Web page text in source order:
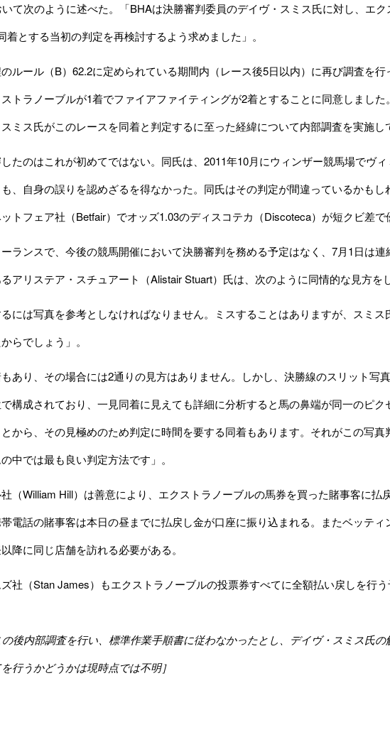
て次のように述べた。「BHAは決勝審判委員のデイヴ・スミス氏に対し、エ
着とする当初の判定を再検討するよう求めました」。
ルール（B）62.2に定められている期間内（レース後5日以内）に再び調査を
トラノーブルが1着でファイアファイティングが2着とすることに同意しまし
ミス氏がこのレースを同着と判定するに至った経緯について内部調査を実施し
たのはこれが初めてではない。同氏は、2011年10月にウィンザー競馬場でヴ
、自身の誤りを認めざるを得なかった。同氏はその判定が間違っているかも
トフェア社（Betfair） でオッズ1.03のディスコテカ（Discoteca）が短クビ差で
ランスで、今後の競馬開催において決勝審判を務める予定はなく、7月1日は
アリステア・スチュアート（Alistair Stuart）氏は、次のように同情的な見方を
には写真を参考としなければなりません。ミスすることはありますが、スミス
らでしょう」。
あり、その場合には2通りの見方はありません。しかし、決勝線のスリット写
構成されており、一見同着に見えても詳細に分析すると馬の鼻端が同一のピ
から、その見極めのため判定に時間を要する同着もあります。それがこの写
中では最も良い判定方法です」。
（William Hill） は善意により、エクストラノーブルの馬券を買った賭事客に払
電話の賭事客は本日の昼までに払戻し金が口座に振り込まれる。またベッテ
降に同じ店舗を訪れる必要がある。
社（Stan James） もエクストラノーブルの投票券すべてに全額払い戻しを行う
の後内部調査を行い、標準作業手順書に従わなかったとし、デイヴ・スミス氏
行うかどうかは現時点では不明］